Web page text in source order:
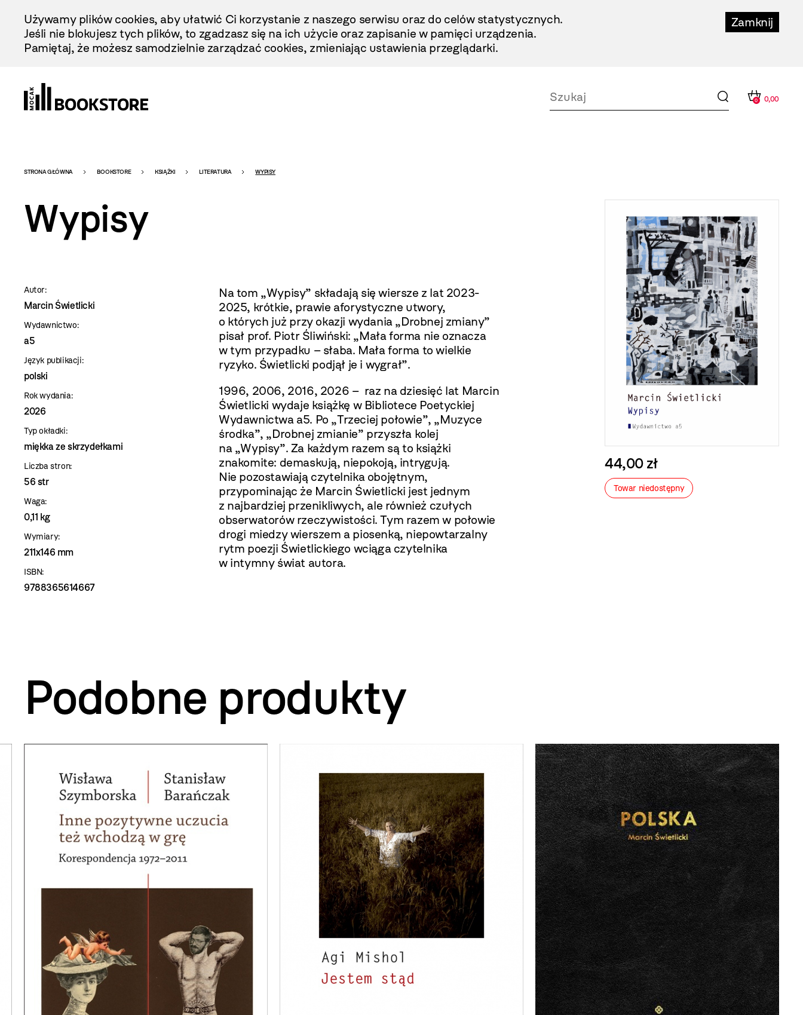
Treści
Zamknij
Używamy plików cookies, aby ułatwić Ci korzystanie z naszego serwisu oraz do celów statystycznych.
Jeśli nie blokujesz tych plików, to zgadzasz się na ich użycie oraz zapisanie w pamięci urządzenia.
Pamiętaj, że możesz samodzielnie zarządzać cookies, zmieniając ustawienia przeglądarki.
0 0,00
Bookstore
-
szablon
szczegóły
STRONA GŁÓWNA BOOKSTORE KSIĄŻKI LITERATURA WYPISY
Wypisy
Autor:
Marcin Świetlicki
Wydawnictwo:
a5
Język publikacji:
polski
Rok wydania:
2026
Typ okładki:
miękka ze skrzydełkami
Liczba stron:
56 str
Waga:
0,11 kg
Wymiary:
211x146 mm
ISBN:
9788365614667
Na tom „Wypisy” składają się wiersze z lat 2023-
2025, krótkie, prawie aforystyczne utwory,
o których już przy okazji wydania „Drobnej zmiany”
pisał prof. Piotr Śliwiński: „Mała forma nie oznacza
w tym przypadku – słaba. Mała forma to wielkie
ryzyko. Świetlicki podjął je i wygrał”.
1996, 2006, 2016, 2026 – raz na dziesięć lat Marcin
Świetlicki wydaje książkę w Bibliotece Poetyckiej
Wydawnictwa a5. Po „Trzeciej połowie”, „Muzyce
środka”, „Drobnej zmianie” przyszła kolej
na „Wypisy”. Za każdym razem są to książki
znakomite: demaskują, niepokoją, intrygują.
Nie pozostawiają czytelnika obojętnym,
przypominając że Marcin Świetlicki jest jednym
z najbardziej przenikliwych, ale również czułych
obserwatorów rzeczywistości. Tym razem w połowie
drogi miedzy wierszem a piosenką, niepowtarzalny
rytm poezji Świetlickiego wciąga czytelnika
w intymny świat autora.
44,00 zł
Towar niedostępny
Podobne produkty